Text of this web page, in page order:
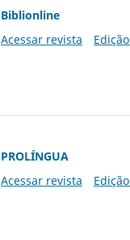
Biblionline
Acessar revista
PROLÍNGUA
Acessar revista